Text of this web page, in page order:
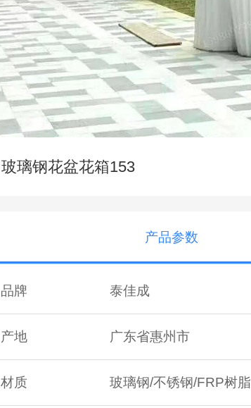
玻璃钢花盆花箱153
产品参数
品牌 泰佳成
产地 广东省惠州市
材质 玻璃钢/不锈钢/FRP树脂